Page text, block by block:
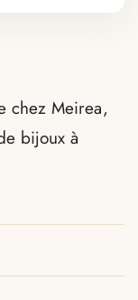
chez Meirea,
bijoux à